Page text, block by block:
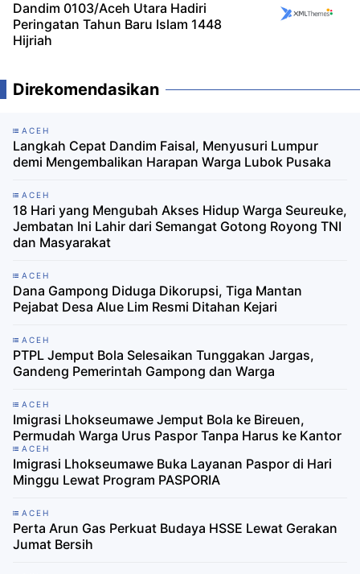
Dandim 0103/Aceh Utara Hadiri
Peringatan Tahun Baru Islam 1448
Hijriah
Direkomendasikan
ACEH
Langkah Cepat Dandim Faisal, Menyusuri Lumpur
demi Mengembalikan Harapan Warga Lubok Pusaka
ACEH
18 Hari yang Mengubah Akses Hidup Warga Seureuke,
Jembatan Ini Lahir dari Semangat Gotong Royong TNI
dan Masyarakat
ACEH
Dana Gampong Diduga Dikorupsi, Tiga Mantan
Pejabat Desa Alue Lim Resmi Ditahan Kejari
ACEH
PTPL Jemput Bola Selesaikan Tunggakan Jargas,
Gandeng Pemerintah Gampong dan Warga
ACEH
Imigrasi Lhokseumawe Jemput Bola ke Bireuen,
Permudah Warga Urus Paspor Tanpa Harus ke Kantor
ACEH
Imigrasi Lhokseumawe Buka Layanan Paspor di Hari
Minggu Lewat Program PASPORIA
ACEH
Perta Arun Gas Perkuat Budaya HSSE Lewat Gerakan
Jumat Bersih